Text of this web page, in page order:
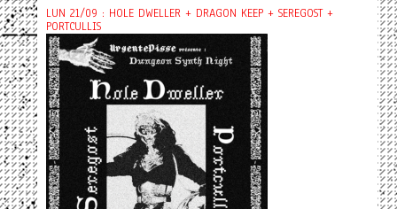
LUN 21/09 : HOLE DWELLER + DRAGON KEEP + SEREGOST +
PORTCULLIS